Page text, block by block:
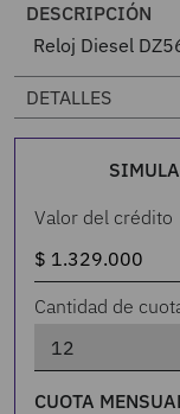
DESCRIPCIÓN
Reloj Diesel
DETALLES
Valor del crédito
Cantidad de
CUOTA